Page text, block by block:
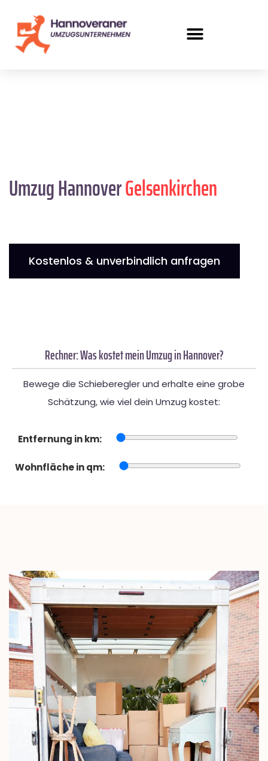
Umzug HannoverGelsenkirchen
Kostenlos & unverbindlich anfragen
Rechner: Was kostet mein Umzug in Hannover?
Bewege die Schieberegler und erhalte eine grobe
Schätzung, wie viel dein Umzug kostet:
Entfernung in km:
Wohnfläche in qm: